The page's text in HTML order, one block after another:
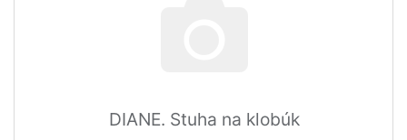
DIANE. Stuha na klobúk